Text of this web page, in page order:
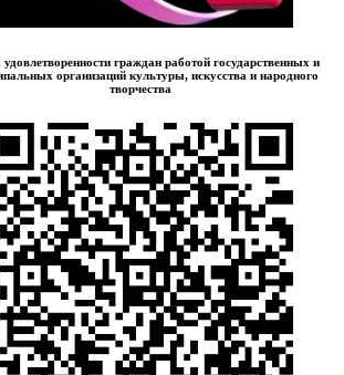
удовлетворенности граждан работой государственных и
организаций культуры, искусства и народного
творчества